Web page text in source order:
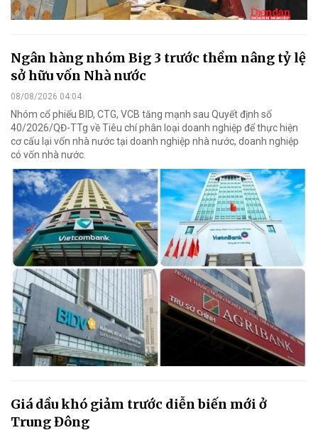
Ngân hàng nhóm Big 3 trước thềm nâng tỷ lệ
sở hữu vốn Nhà nước
08/08/2026 04:04
Nhóm cổ phiếu BID, CTG, VCB tăng mạnh sau Quyết định số
40/2026/QĐ-TTg về Tiêu chí phân loại doanh nghiệp để thực hiện
cơ cấu lại vốn nhà nước tại doanh nghiệp nhà nước, doanh nghiệp
có vốn nhà nước.
Giá dầu khó giảm trước diễn biến mới ở
Trung Đông